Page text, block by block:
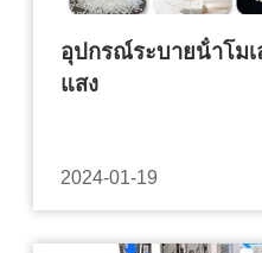
อุปกรณ์ระบายน้ําโม
แสง
2024-01-19